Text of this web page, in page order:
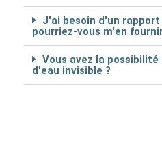
J'ai besoin d'un
pourriez-vous m'en
Vous avez la
d'eau invisible ?